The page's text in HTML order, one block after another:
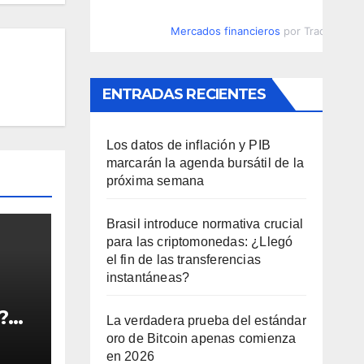
Mercados financieros por
ENTRADAS RECIENTES
Los datos de inflación y PIB
marcarán la agenda bursátil de la
próxima semana
Brasil introduce normativa crucial
para las criptomonedas: ¿Llegó
el fin de las transferencias
instantáneas?
La verdadera prueba del estándar
oro de Bitcoin apenas comienza
en 2026